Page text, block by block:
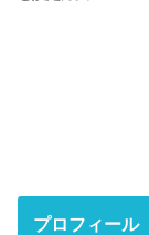
プロフィール